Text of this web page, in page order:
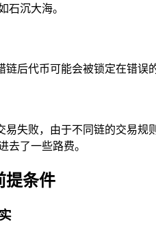
石沉大海。
链后代币可能会被锁定在错误
易失败，由于不同链的交易规
去了一些路费。
提条件